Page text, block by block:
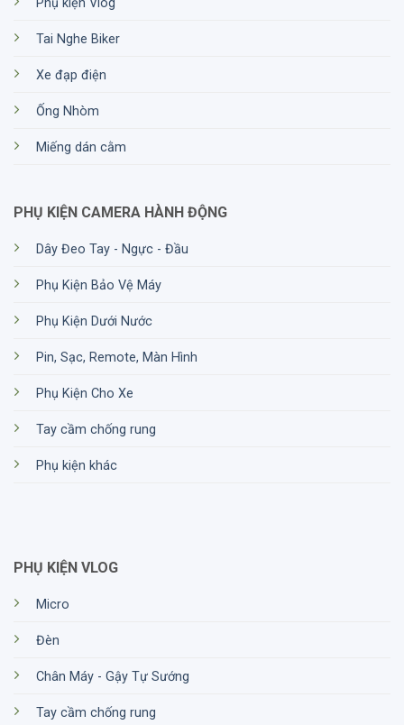
Tai Nghe Biker
Xe đạp điện
Ống Nhòm
Miếng dán cằm
PHỤ KIỆN CAMERA HÀNH ĐỘNG
Dây Đeo Tay - Ngực - Đầu
Phụ Kiện Bảo Vệ Máy
Phụ Kiện Dưới Nước
Pin, Sạc, Remote, Màn Hình
Phụ Kiện Cho Xe
Tay cầm chống rung
Phụ kiện khác
PHỤ KIỆN VLOG
Micro
Đèn
Chân Máy - Gậy Tự Sướng
Tay cầm chống rung